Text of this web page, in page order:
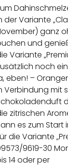
der Variante
ganz
und
Variante
noch
eben! –
Verbindung mit
zitrischen
es zum
die Variante
9619-30
14 oder per